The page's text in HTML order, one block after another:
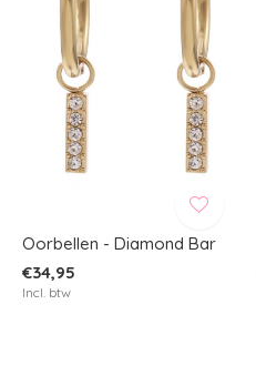
Oorbellen - Diamond Bar
€34,95
Incl. btw